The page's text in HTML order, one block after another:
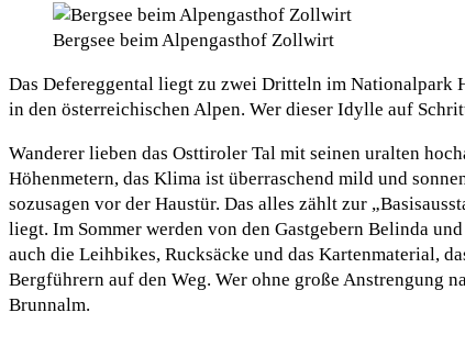
Bergsee beim Alpengasthof Zollwirt
Das Defereggental liegt zu zwei Dritteln im Nationalpark
in den österreichischen Alpen. Wer dieser Idylle auf
Wanderer lieben das Osttiroler Tal mit seinen uralten
Höhenmetern, das Klima ist überraschend mild und
sozusagen vor der Haustür. Das alles zählt zur
liegt. Im Sommer werden von den Gastgebern Belinda
auch die Leihbikes, Rucksäcke und das Kartenmaterial,
Bergführern auf den Weg. Wer ohne große Anstrengung
Brunnalm.